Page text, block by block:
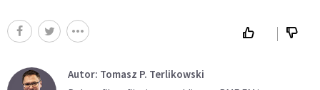
Autor: Tomasz P. Terlikowski